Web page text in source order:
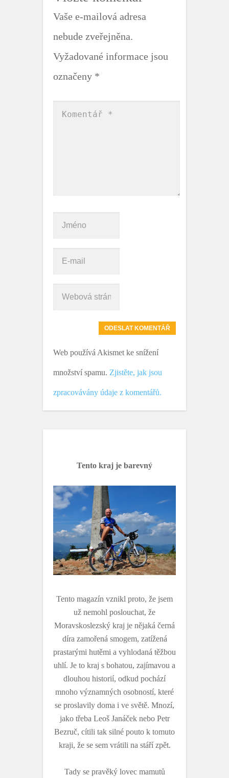
Vaše e-mailová adresa
nebude zveřejněna.
Vyžadované informace jsou
označeny *
Web používá Akismet ke snížení
množství spamu. Zjistěte, jak jsou
zpracovávány údaje z komentářů.
Tento kraj je barevný
Tento magazín vznikl proto, že jsem
už nemohl poslouchat, že
Moravskoslezský kraj je nějaká černá
díra zamořená smogem, zatížená
prastarými hutěmi a vyhlodaná těžbou
uhlí. Je to kraj s bohatou, zajímavou a
dlouhou historií, odkud pochází
mnoho významných osobností, které
se proslavily doma i ve světě. Mnozí,
jako třeba Leoš Janáček nebo Petr
Bezruč, cítili tak silné pouto k tomuto
kraji, že se sem vrátili na stáří zpět.
Tady se pravěký lovec mamutů